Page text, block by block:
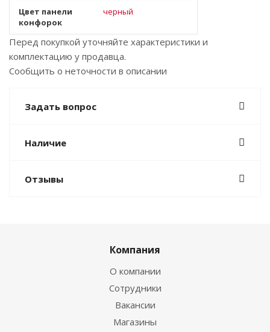
Цвет панели
конфорок
черный
Перед покупкой уточняйте характеристики и
комплектацию у продавца.
Сообщить о неточности в описании
Задать вопрос
Наличие
Отзывы
Компания
О компании
Сотрудники
Вакансии
Магазины